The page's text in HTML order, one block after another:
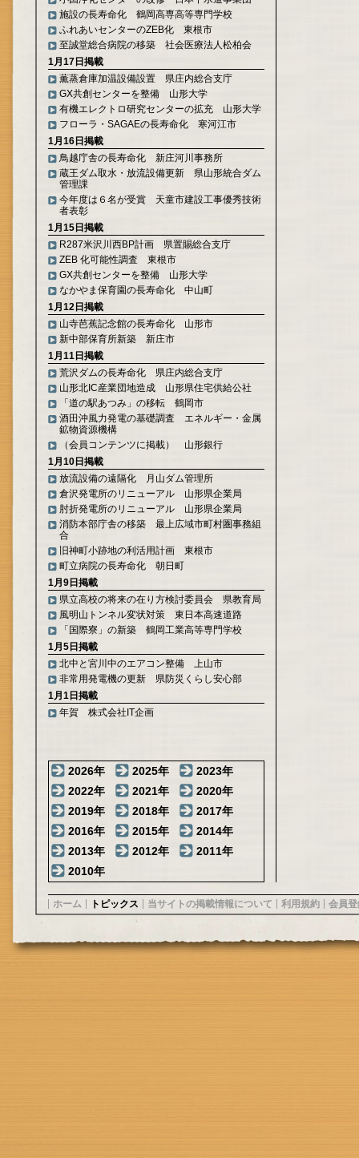
施設の長寿命化 鶴岡高専高等専門学校
ふれあいセンターのZEB化 東根市
至誠堂総合病院の移築 社会医療法人松柏会
1月17日掲載
薫蒸倉庫加温設備設置 県庄内総合支庁
GX共創センターを整備 山形大学
有機エレクトロ研究センターの拡充 山形大学
フローラ・SAGAEの長寿命化 寒河江市
1月16日掲載
鳥越庁舎の長寿命化 新庄河川事務所
蔵王ダム取水・放流設備更新 県山形統合ダム
管理課
今年度は６名が受賞 天童市建設工事優秀技術
者表彰
1月15日掲載
R287米沢川西BP計画 県置賜総合支庁
ZEB 化可能性調査 東根市
GX共創センターを整備 山形大学
なかやま保育園の長寿命化 中山町
1月12日掲載
山寺芭蕉記念館の長寿命化 山形市
新中部保育所新築 新庄市
1月11日掲載
荒沢ダムの長寿命化 県庄内総合支庁
山形北IC産業団地造成 山形県住宅供給公社
「道の駅あつみ」の移転 鶴岡市
酒田沖風力発電の基礎調査 エネルギー・金属
鉱物資源機構
（会員コンテンツに掲載） 山形銀行
1月10日掲載
放流設備の遠隔化 月山ダム管理所
倉沢発電所のリニューアル 山形県企業局
肘折発電所のリニューアル 山形県企業局
消防本部庁舎の移築 最上広域市町村圏事務組
合
旧神町小跡地の利活用計画 東根市
町立病院の長寿命化 朝日町
1月9日掲載
県立高校の将来の在り方検討委員会 県教育局
風明山トンネル変状対策 東日本高速道路
「国際寮」の新築 鶴岡工業高等専門学校
1月5日掲載
北中と宮川中のエアコン整備 上山市
非常用発電機の更新 県防災くらし安心部
1月1日掲載
年賀 株式会社IT企画
2026年 2025年
2023年
2022年
2021年
2020年
2019年
2018年
2017年
2016年
2015年
2014年
2013年
2012年
2011年
2010年
ホーム トピックス 当サイトの掲載情報について 利用規約 会員